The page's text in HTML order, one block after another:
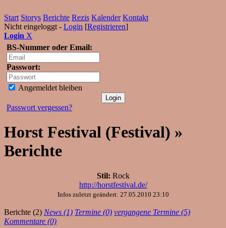
Start Storys Berichte Rezis Kalender Kontakt
Nicht eingeloggt - Login [Registrieren]
Login X
BS-Nummer oder Email:
Passwort:
Angemeldet bleiben
Passwort vergessen?
Horst Festival (Festival) »
Berichte
Stil: Rock
http://horstfestival.de/
Infos zuletzt geändert: 27.05.2010 23:10
Berichte (2) News (1) Termine (0) vergangene Termine (5)
Kommentare (0)